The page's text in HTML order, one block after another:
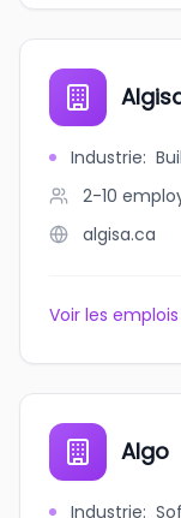
Industrie:
2-10
algisa.ca
Voir les
Algo
Industrie: